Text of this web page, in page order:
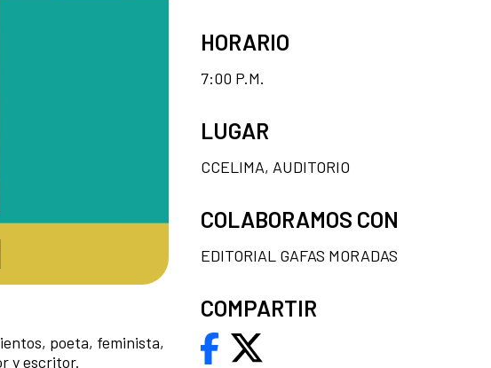
poeta, feminista,
y escritor.
HORARIO
7:00 P.M.
LUGAR
CCELIMA, AUDITORIO
COLABORAMOS CON
EDITORIAL GAFAS MORADAS
COMPARTIR